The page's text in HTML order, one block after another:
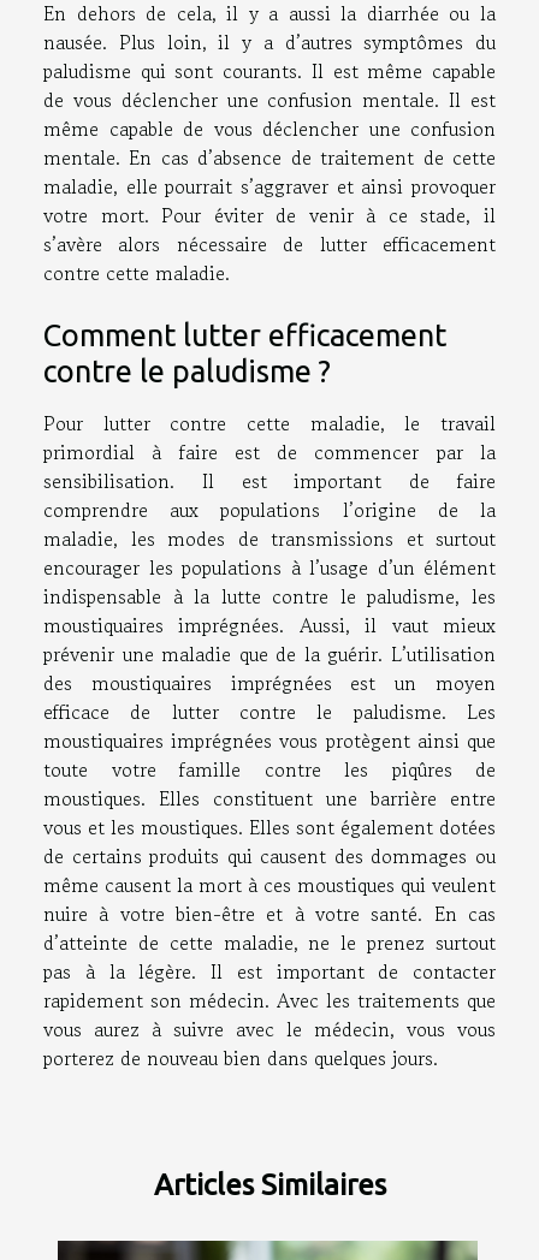
En dehors de cela, il y a aussi la diarrhée ou la
nausée. Plus loin, il y a d’autres symptômes du
paludisme qui sont courants. Il est même capable
de vous déclencher une confusion mentale. Il est
même capable de vous déclencher une confusion
mentale. En cas d’absence de traitement de cette
maladie, elle pourrait s’aggraver et ainsi provoquer
votre mort. Pour éviter de venir à ce stade, il
s’avère alors nécessaire de lutter efficacement
contre cette maladie.
Comment lutter efficacement
contre le paludisme ?
Pour lutter contre cette maladie, le travail
primordial à faire est de commencer par la
sensibilisation. Il est important de faire
comprendre aux populations l’origine de la
maladie, les modes de transmissions et surtout
encourager les populations à l’usage d’un élément
indispensable à la lutte contre le paludisme, les
moustiquaires imprégnées. Aussi, il vaut mieux
prévenir une maladie que de la guérir. L’utilisation
des moustiquaires imprégnées est un moyen
efficace de lutter contre le paludisme. Les
moustiquaires imprégnées vous protègent ainsi que
toute votre famille contre les piqûres de
moustiques. Elles constituent une barrière entre
vous et les moustiques. Elles sont également dotées
de certains produits qui causent des dommages ou
même causent la mort à ces moustiques qui veulent
nuire à votre bien-être et à votre santé. En cas
d’atteinte de cette maladie, ne le prenez surtout
pas à la légère. Il est important de contacter
rapidement son médecin. Avec les traitements que
vous aurez à suivre avec le médecin, vous vous
porterez de nouveau bien dans quelques jours.
Articles Similaires